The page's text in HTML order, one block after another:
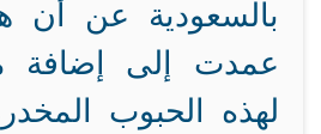
بالسعودية عن أن
عمدت إلى إضافة
لهذه الحبوب